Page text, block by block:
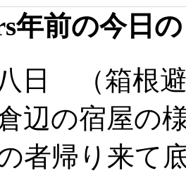
年前の今日
日 （箱根
辺の宿屋の
者帰り来て